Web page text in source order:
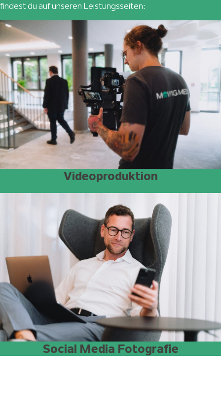
findest du auf unseren Leistungsseiten:
Videoproduktion
Social Media Fotografie